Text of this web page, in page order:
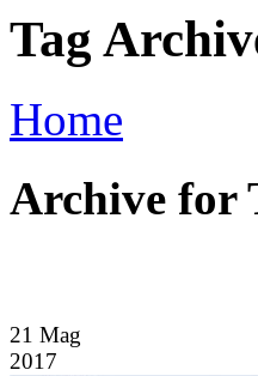
Tag
Home
Archive for
21 Mag
2017